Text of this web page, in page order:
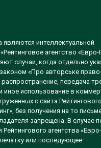
являются интеллектуальной
агентство «Евро-
случаи, когда отдельно
«Про авторське право
передача
иное использование в
с сайта Рейтингового
без получения на то
запрещена. В случае
агентства
или последующее